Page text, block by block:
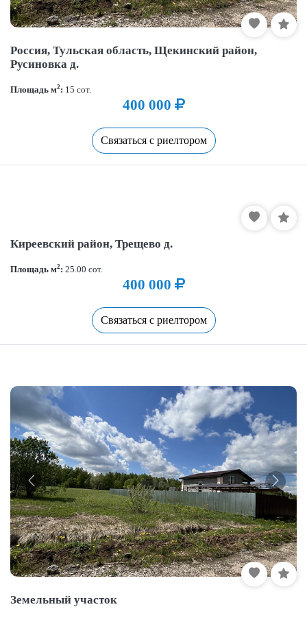
Россия, Тульская область, Щекинский район,
Русиновка д.
Площадь м2 : 15 сот.
400 000
Связаться с риелтором
Киреевский район, Трещево д.
Площадь м2 : 25.00 сот.
400 000
Связаться с риелтором
Земельный участок